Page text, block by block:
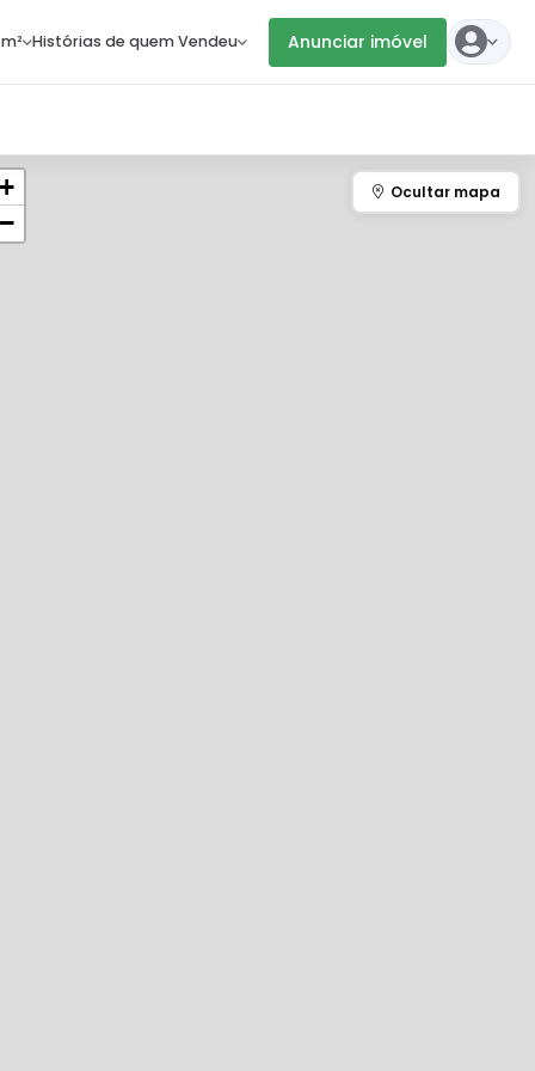
Histórias de quem Vendeu Anunciar imóvel
+
−